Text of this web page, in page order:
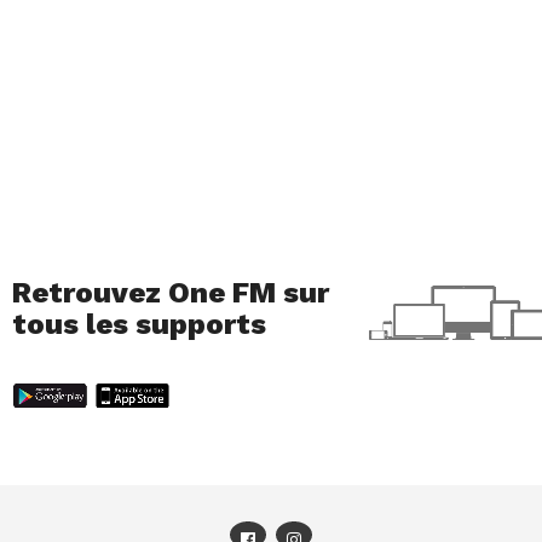
Retrouvez One FM sur
tous les supports